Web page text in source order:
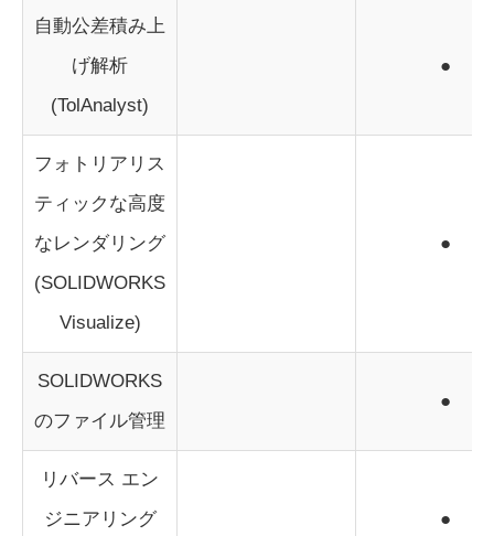
自動公差積み上
げ解析
(TolAnalyst)
●
フォトリアリス
ティックな高度
なレンダリング
(SOLIDWORKS
Visualize)
●
SOLIDWORKS
のファイル管理
●
リバース エン
ジニアリング
●